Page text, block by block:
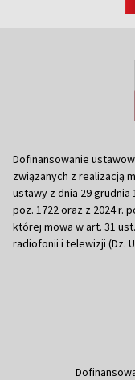
Dofinansowanie
związanych z realizacją
ustawy z dnia 29 grudnia
poz. 1722 oraz z 2024 r.
której mowa w art. 31
radiofonii i telewizji (Dz.